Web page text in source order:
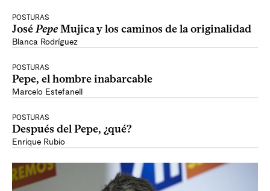
POSTURAS
JoséPepeMujica y los caminos de la originalidad
Blanca Rodríguez
POSTURAS
Pepe, el hombre inabarcable
Marcelo Estefanell
POSTURAS
Después del Pepe, ¿qué?
Enrique Rubio